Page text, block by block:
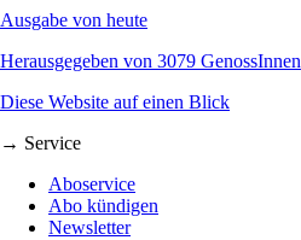
Ausgabe von heute
Herausgegeben von 3079 GenossInnen
Diese Website auf einen Blick
→ Service
Aboservice
Abo kündigen
Newsletter